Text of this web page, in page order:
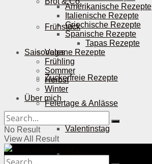
Frühstück
Vegane Rezepte
Zuckerfreie Rezepte
Feiertage & Anlässe
Valentinstag
Ostern
Amerikanische Rezepte
Italienische Rezepte
Griechische Rezepte
Spanische Rezepte
Tapas Rezepte
Saisonales
Frühling
Sommer
Herbst
Winter
Über mich
No Result
View All Result